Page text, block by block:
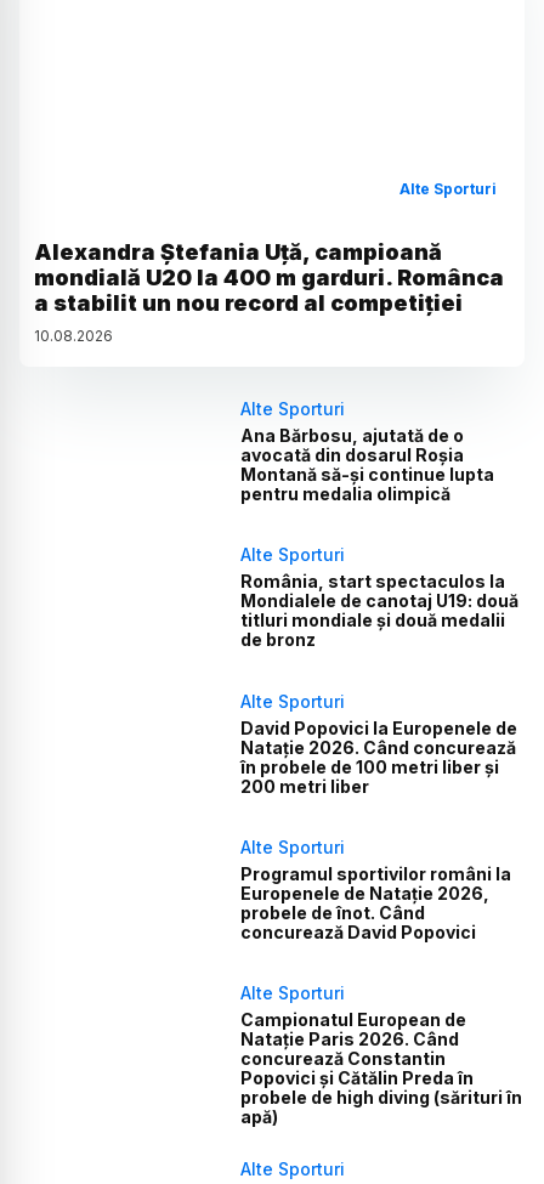
Alte Sporturi
Alexandra Ștefania Uță, campioană
mondială U20 la 400 m garduri. Românca
a stabilit un nou record al competiției
10.08.2026
Alte Sporturi
Ana Bărbosu, ajutată de o
avocată din dosarul Roșia
Montană să-și continue lupta
pentru medalia olimpică
Alte Sporturi
România, start spectaculos la
Mondialele de canotaj U19: două
titluri mondiale și două medalii
de bronz
Alte Sporturi
David Popovici la Europenele de
Natație 2026. Când concurează
în probele de 100 metri liber și
200 metri liber
Alte Sporturi
Programul sportivilor români la
Europenele de Natație 2026,
probele de înot. Când
concurează David Popovici
Alte Sporturi
Campionatul European de
Natație Paris 2026. Când
concurează Constantin
Popovici și Cătălin Preda în
probele de high diving (sărituri în
apă)
Alte Sporturi